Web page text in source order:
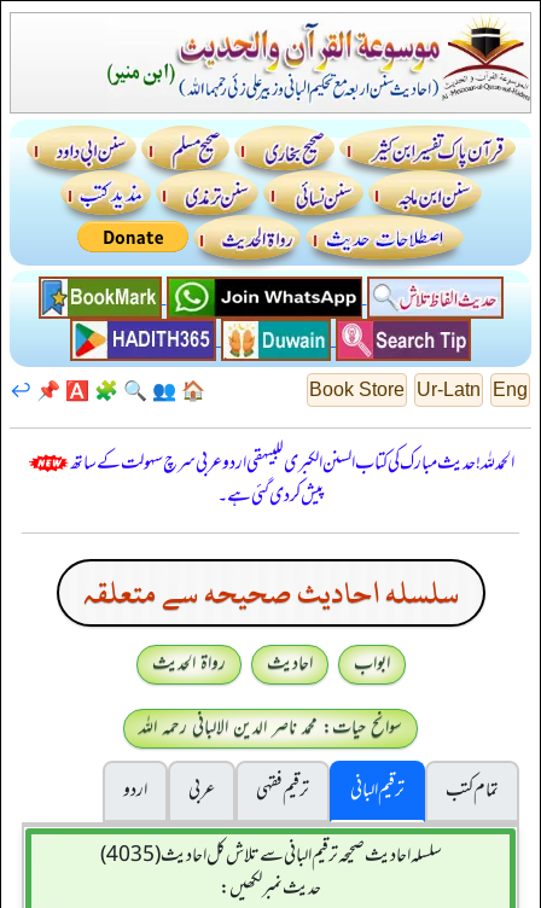
Eng
Ur-Latn
Book Store
🏠
👥
🔍
🧩
🅰️
📌
↩️
الحمدللہ! حدیث مبارک کی کتاب السنن الكبرى للبيهقي اردو عربی سرچ سہولت کے ساتھ
پیش کر دی گئی ہے۔
سلسله احاديث صحيحه سے متعلقہ
ابواب احادیث
رواۃ الحدیث
سوانح حیات: محمد ناصر الدین الالبانی رحمہ اللہ
تمام کتب
ترقیم البانی ترقيم فقہی عربی
اردو
سلسله احاديث صحيحه ترقیم البانی سے تلاش کل احادیث (4035)
حدیث نمبر لکھیں: